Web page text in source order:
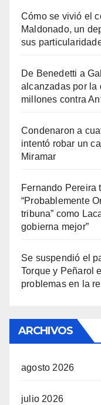
Cómo se vivió el
Maldonado, un
sus
De Benedetti a
alcanzadas por la
millones contra
Condenaron a
intentó robar un
Miramar
Fernando Pereira
“Probablemente
tribuna” como
gobierna mejor”
Se suspendió el
Torque y Peñarol
problemas en la
ARCHIVOS
agosto 2026
julio 2026